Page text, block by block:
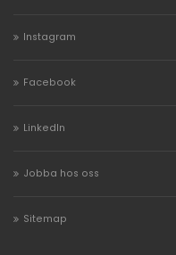
Instagram
Facebook
LinkedIn
Jobba hos oss
Sitemap